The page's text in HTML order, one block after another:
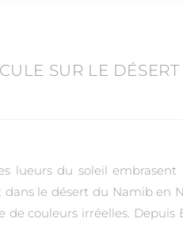
SUR LE
lueurs du soleil embrasent
le désert du Namib en
de couleurs irréelles. Depuis